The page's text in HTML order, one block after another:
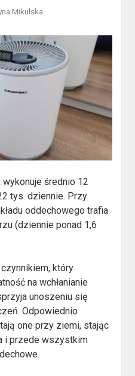
Mikulska
średnio 12
tys. dziennie. Przy
oddechowego trafia
(dziennie ponad 1,6
który
na wchłanianie
unoszeniu się
Odpowiednio
one przy ziemi, stając
i przede wszystkim